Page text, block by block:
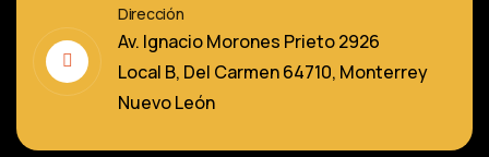
Dirección
Av. Ignacio Morones Prieto 2926
Local B, Del Carmen 64710, Monterrey
Nuevo León